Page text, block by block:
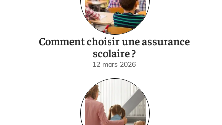
Comment choisir une assurance
scolaire ?
12 mars 2026